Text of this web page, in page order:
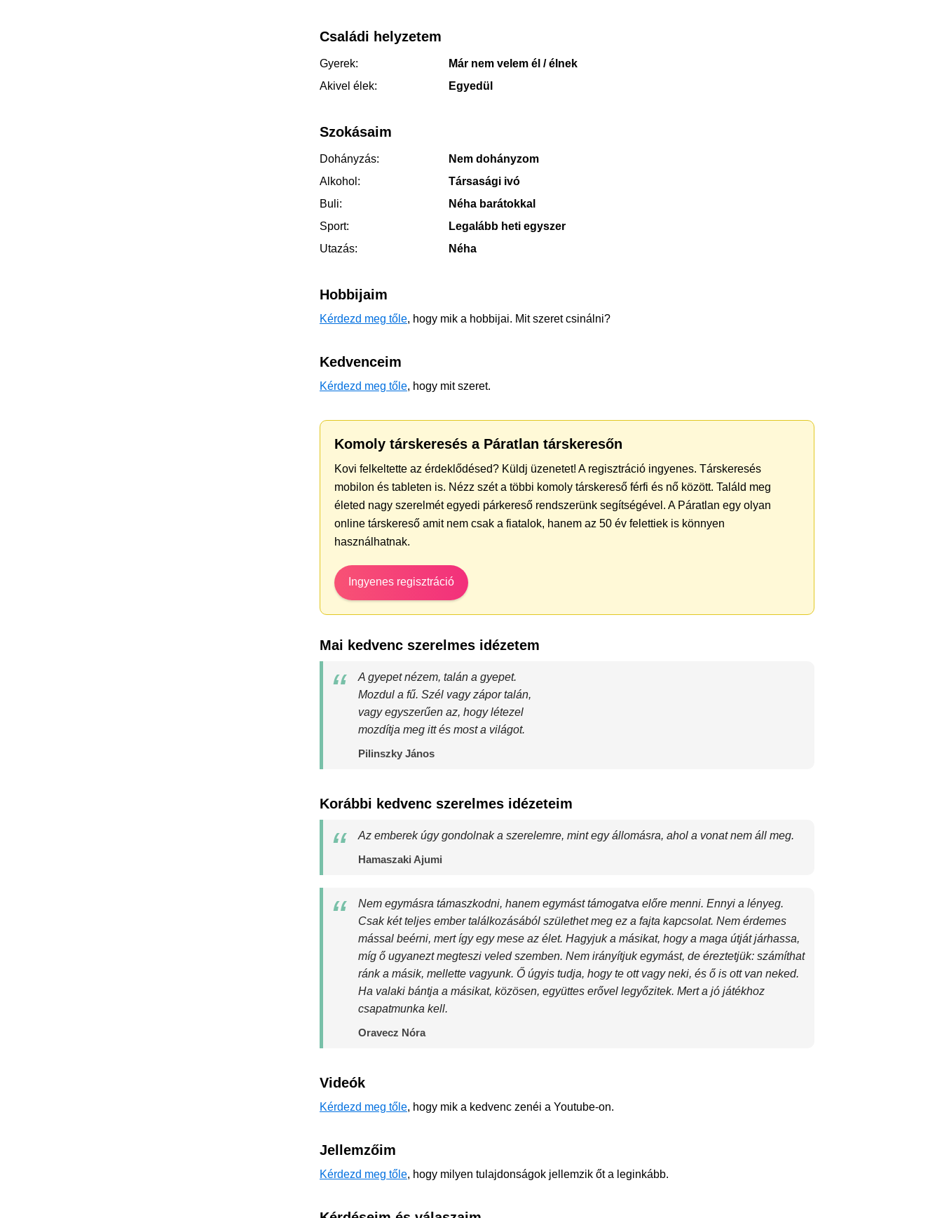
Családi helyzetem
Gyerek:
Már nem velem él / élnek
Akivel élek:
Egyedül
Szokásaim
Dohányzás:
Nem dohányzom
Alkohol:
Társasági ivó
Buli:
Néha barátokkal
Sport:
Legalább heti egyszer
Utazás:
Néha
Hobbijaim
Kérdezd meg tőle, hogy mik a hobbijai. Mit szeret csinálni?
Kedvenceim
Kérdezd meg tőle, hogy mit szeret.
Komoly társkeresés a Páratlan társkeresőn
Kovi felkeltette az érdeklődésed? Küldj üzenetet! A regisztráció ingyenes. Társkeresés
mobilon és tableten is. Nézz szét a többi komoly társkereső férfi és nő között. Találd meg
életed nagy szerelmét egyedi párkereső rendszerünk segítségével. A Páratlan egy olyan
online társkereső amit nem csak a fiatalok, hanem az 50 év felettiek is könnyen
használhatnak.
Ingyenes regisztráció
Mai kedvenc szerelmes idézetem
A gyepet nézem, talán a gyepet.
Mozdul a fű. Szél vagy zápor talán,
vagy egyszerűen az, hogy létezel
mozdítja meg itt és most a világot.
Pilinszky János
Korábbi kedvenc szerelmes idézeteim
Az emberek úgy gondolnak a szerelemre, mint egy állomásra, ahol a vonat nem áll meg.
Hamaszaki Ajumi
Nem egymásra támaszkodni, hanem egymást támogatva előre menni. Ennyi a lényeg.
Csak két teljes ember találkozásából születhet meg ez a fajta kapcsolat. Nem érdemes
mással beérni, mert így egy mese az élet. Hagyjuk a másikat, hogy a maga útját járhassa,
míg ő ugyanezt megteszi veled szemben. Nem irányítjuk egymást, de éreztetjük: számíthat
ránk a másik, mellette vagyunk. Ő úgyis tudja, hogy te ott vagy neki, és ő is ott van neked.
Ha valaki bántja a másikat, közösen, együttes erővel legyőzitek. Mert a jó játékhoz
csapatmunka kell.
Oravecz Nóra
Videók
Kérdezd meg tőle, hogy mik a kedvenc zenéi a Youtube-on.
Jellemzőim
Kérdezd meg tőle, hogy milyen tulajdonságok jellemzik őt a leginkább.